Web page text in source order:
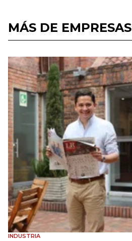
MÁS DE EMPRESAS
INDUSTRIA